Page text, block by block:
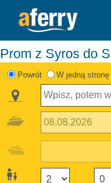
Prom z Syros do
Powrót W jedną stronę